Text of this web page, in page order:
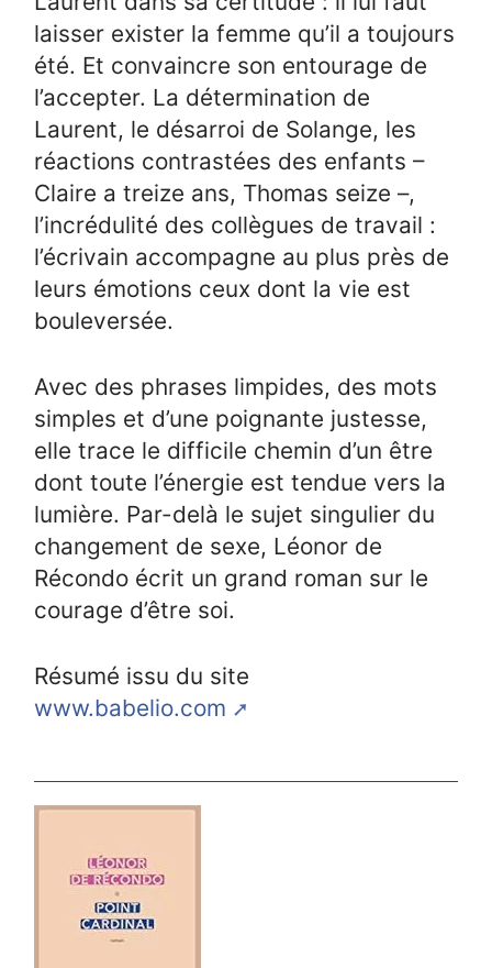
laisser exister la femme qu’il a toujours
été. Et convaincre son entourage de
l’accepter. La détermination de
Laurent, le désarroi de Solange, les
réactions contrastées des enfants –
Claire a treize ans, Thomas seize –,
l’incrédulité des collègues de travail :
l’écrivain accompagne au plus près de
leurs émotions ceux dont la vie est
bouleversée.
Avec des phrases limpides, des mots
simples et d’une poignante justesse,
elle trace le difficile chemin d’un être
dont toute l’énergie est tendue vers la
lumière. Par-delà le sujet singulier du
changement de sexe, Léonor de
Récondo écrit un grand roman sur le
courage d’être soi.
Résumé issu du site
www.babelio.com